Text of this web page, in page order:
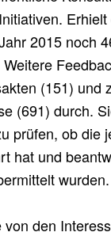
2015 noch
(151) und
(691) durch.
prüfen, ob die
hat und
wurden.
von den